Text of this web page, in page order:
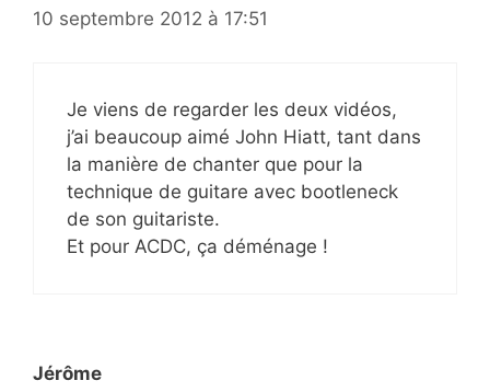
10 septembre 2012 à 17:51
Je viens de regarder les deux vidéos,
j’ai beaucoup aimé John Hiatt, tant dans
la manière de chanter que pour la
technique de guitare avec bootleneck
de son guitariste.
Et pour ACDC, ça déménage !
Jérôme